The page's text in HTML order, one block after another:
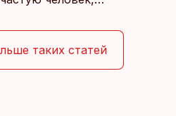
решениями,
и бесконечным
даже в свободное время
таких статей